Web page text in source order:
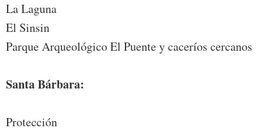
La Laguna
El Sinsin
Parque Arqueológico El Puente y caceríos cercanos
Santa Bárbara:
Protección